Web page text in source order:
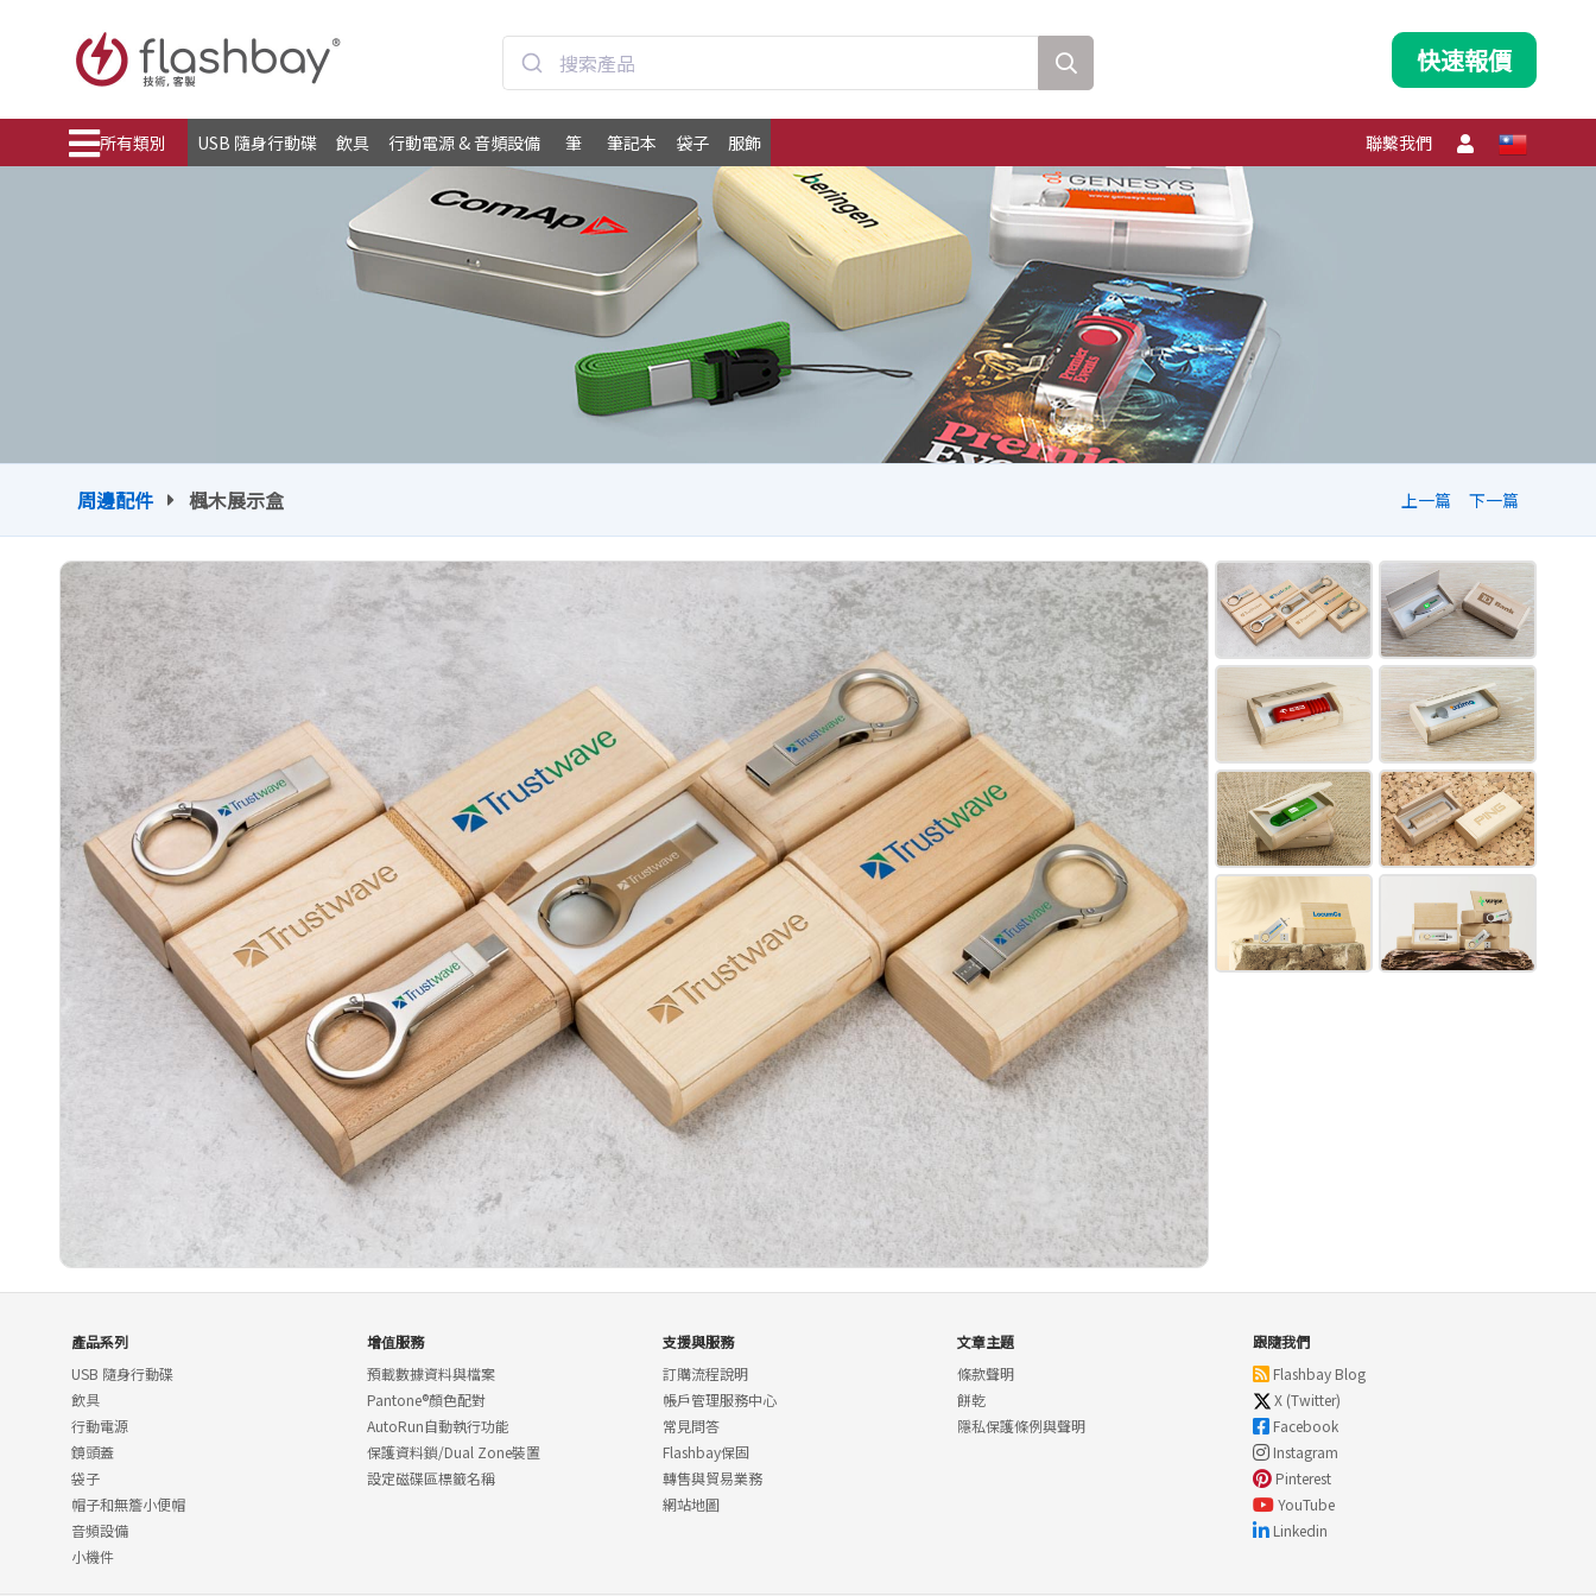
快速報價
所有類別 USB 隨身行動碟 飲具 行動電源 & 音頻設備 筆 筆記本 袋子 服飾 聯繫我們
周邊配件 楓木展示盒 下一篇
上一篇
產品系列
USB 隨身行動碟
飲具
行動電源
鏡頭蓋
袋子
帽子和無簷小便帽
音頻設備
小機件
增值服務
預載數據資料與檔案
Pantone®顏色配對
AutoRun自動執行功能
保護資料鎖/Dual Zone裝置
設定磁碟區標籤名稱
支援與服務
訂購流程說明
帳戶管理服務中心
常見問答
Flashbay保固
轉售與貿易業務
網站地圖
文章主題
條款聲明
餅乾
隱私保護條例與聲明
跟隨我們
Flashbay Blog
X (Twitter)
Facebook
Instagram
Pinterest
YouTube
Linkedin